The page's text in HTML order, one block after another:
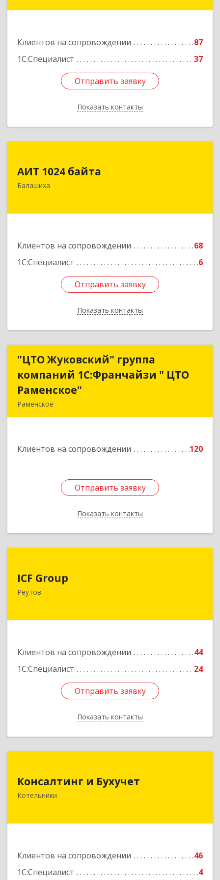
Клиентов на сопровождении
87
1С:Специалист
37
Отправить заявку
Показать контакты
Подробнее
Отправить заявку
Назад
АИТ 1024 байта
Балашиха
Клиентов на сопровождении
68
1С:Специалист
6
Отправить заявку
Показать контакты
Подробнее
Отправить заявку
Назад
"ЦТО Жуковский" группа
компаний 1С:Франчайзи " ЦТО
Раменское"
Раменское
Клиентов на сопровождении 120
Отправить заявку
Показать контакты
"ЦТО Жуковский" группа
компаний 1С:Франчайзи " ЦТО
Подробнее
Отправить заявку
Назад
ICF Group
Реутов
Клиентов на сопровождении
44
1С:Специалист
24
Отправить заявку
Показать контакты
143965, Московская обл, г.о. Реутов, Реутов г,
Подробнее
Отправить заявку
Назад
Консалтинг и Бухучет
Котельники
Клиентов на сопровождении
46
1С:Специалист
4
140054, Московская обл, Котельники г,
Подробнее